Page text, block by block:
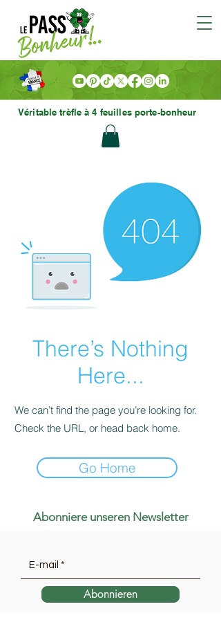
Véritable trèfle à 4 feuilles porte-bonheur
There’s Nothing
Here...
We can’t find the page you’re looking for.
Check the URL, or head back home.
Go Home
Abonniere unseren Newsletter
Abonnieren